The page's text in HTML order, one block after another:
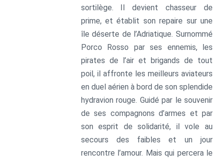
sortilège. Il devient chasseur de
prime, et établit son repaire sur une
île déserte de l’Adriatique. Surnommé
Porco Rosso par ses ennemis, les
pirates de l’air et brigands de tout
poil, il affronte les meilleurs aviateurs
en duel aérien à bord de son splendide
hydravion rouge. Guidé par le souvenir
de ses compagnons d’armes et par
son esprit de solidarité, il vole au
secours des faibles et un jour
rencontre l’amour. Mais qui percera le